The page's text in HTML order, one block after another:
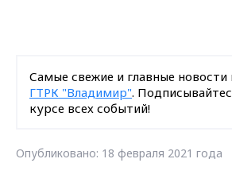
Самые свежие и главные новости
ГТРК "Владимир".
курсе всех событий!
Опубликовано: 18 февраля 2021 года